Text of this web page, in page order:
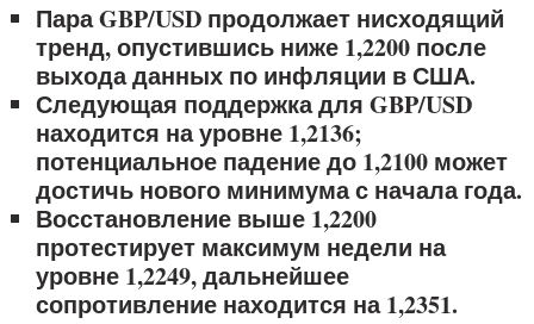
Пара GBP/USD продолжает нисходящий
тренд, опустившись ниже 1,2200 после
выхода данных по инфляции в США.
Следующая поддержка для GBP/USD
находится на уровне 1,2136;
потенциальное падение до 1,2100 может
достичь нового минимума с начала года.
Восстановление выше 1,2200
протестирует максимум недели на
уровне 1,2249, дальнейшее
сопротивление находится на 1,2351.